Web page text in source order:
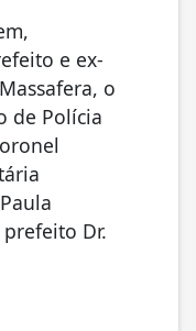
e ex-
o
de Polícia
Dr.